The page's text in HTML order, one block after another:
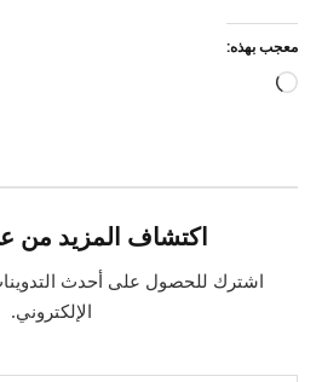
معجب بهذه:
جاري
اكتشاف المزيد من
اشترك للحصول على أحدث
الإلكتروني.
كتابة بريدك الإلكتروني...